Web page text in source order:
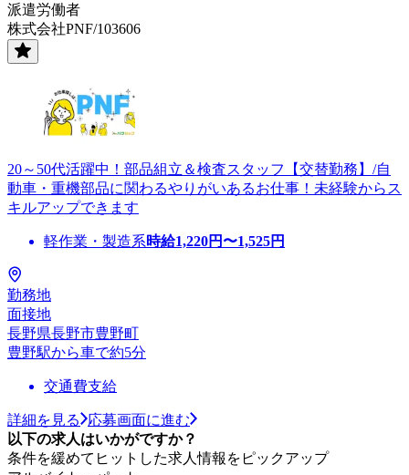
派遣労働者
株式会社PNF/103606
20～50代活躍中！部品組立＆検査スタッフ【交替勤務】/自
動車・重機部品に関わるやりがいあるお仕事！未経験からス
キルアップできます
軽作業・製造系時給1,220円〜1,525円
勤務地
面接地
長野県長野市豊野町
豊野駅から車で約5分
交通費支給
詳細を見る
応募画面に進む
以下の求人はいかがですか？
条件を緩めてヒットした求人情報をピックアップ